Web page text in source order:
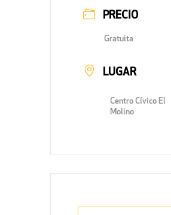
PRECIO
Gratuita
LUGAR
Centro Cívico El
Molino